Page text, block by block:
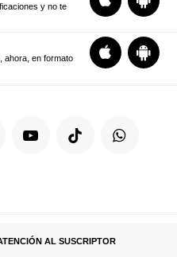
y no te
ahora, en formato
AL SUSCRIPTOR